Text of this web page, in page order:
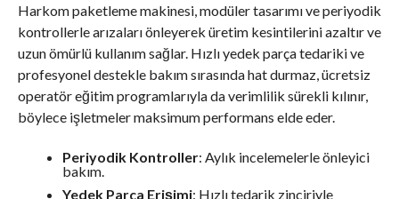
Harkom paketleme makinesi, modüler tasarımı ve periyodik
kontrollerle arızaları önleyerek üretim kesintilerini azaltır ve
uzun ömürlü kullanım sağlar. Hızlı yedek parça tedariki ve
profesyonel destekle bakım sırasında hat durmaz, ücretsiz
operatör eğitim programlarıyla da verimlilik sürekli kılınır,
böylece işletmeler maksimum performans elde eder.
Periyodik Kontroller: Aylık incelemelerle önleyici
bakım.
Yedek Parça Erişimi: Hızlı tedarik zinciriyle